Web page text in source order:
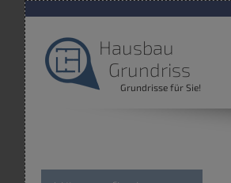
Hausbau
Grundriss
Grundrisse für Sie!